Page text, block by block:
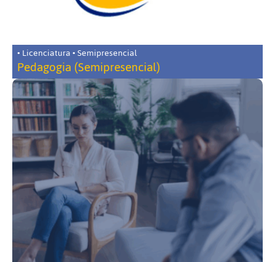
• Licenciatura • Semipresencial
Pedagogia (Semipresencial)